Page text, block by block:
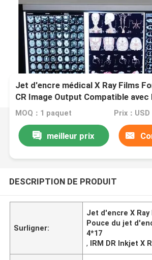
Jet d'encre médical X Ray Films
CR Image Output Compatible
HP
MOQ：1 paquet
meilleur prix
DESCRIPTION DE PRODUIT
Surligner:
Jet d'encre X Ray
Pouce du jet
4*17
, IRM DR Inkjet X